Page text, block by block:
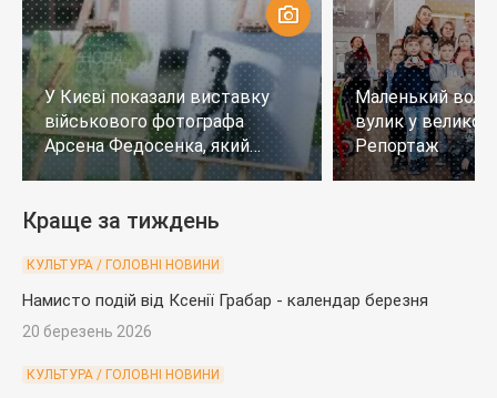
У Києві показали виставку
військового фотографа
Арсена Федосенка, який
загинув на війні
Маленький
вулик у
Репортаж
Краще за тиждень
КУЛЬТУРА / ГОЛОВНІ НОВИНИ
Намисто подій від Ксенії Грабар - календар березня
20 березень 2026
КУЛЬТУРА / ГОЛОВНІ НОВИНИ